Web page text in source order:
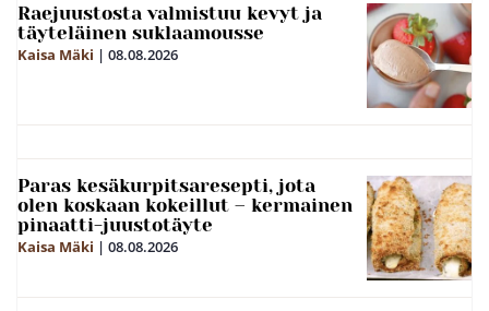
Raejuustosta valmistuu kevyt ja
täyteläinen suklaamousse
Kaisa Mäki | 08.08.2026
Paras kesäkurpitsaresepti, jota
olen koskaan kokeillut – kermainen
pinaatti-juustotäyte
Kaisa Mäki | 08.08.2026